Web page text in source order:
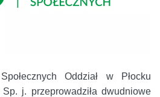
Oddział w Płocku
j. przeprowadziła dwudniowe